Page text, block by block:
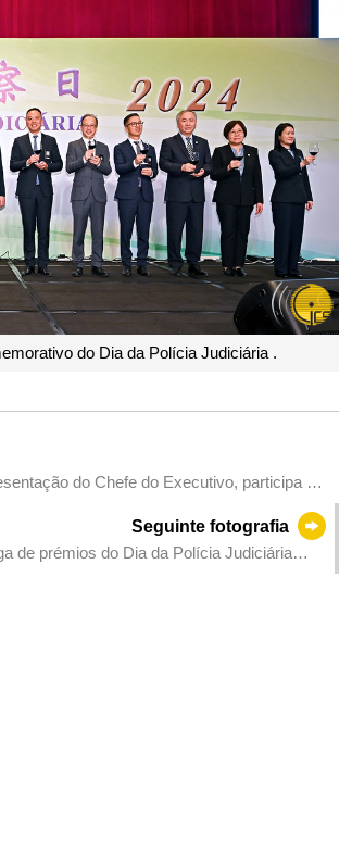
do Dia da Polícia Judiciária .
do Chefe do Executivo, participa na
Seguinte fotografia
de prémios do Dia da Polícia Judiciária